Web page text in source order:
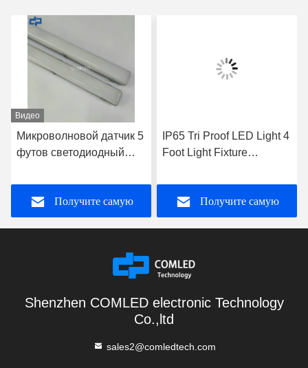
Видео
Микроволновой датчик 5
футов светодиодный
аварийный лампочка
Получите самую
IP65 Tri Proof LED Light 4
Foot Light Fixture
(Ледующая
светодиодная лампочка
с трехпрозрачным
Получите самую
Shenzhen COMLED electronic Technology
Co.,ltd
sales2@comledtech.com